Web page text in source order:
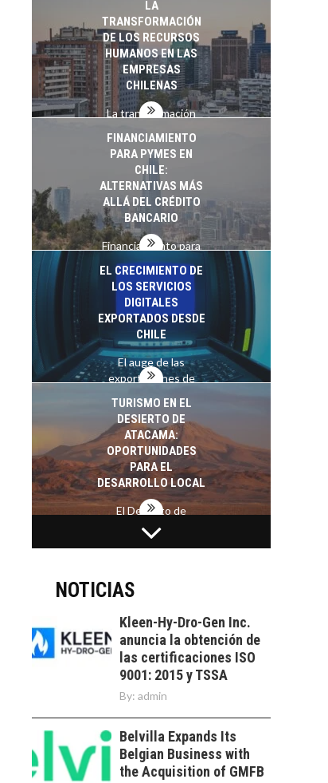
startups…
LA
TRANSFORMACIÓN
DE LOS RECURSOS
HUMANOS EN LAS
EMPRESAS
CHILENAS
La transformación
recursos humanos en
las empresas…
FINANCIAMIENTO
PARA PYMES EN
CHILE:
ALTERNATIVAS MÁS
ALLÁ DEL CRÉDITO
BANCARIO
Financiamiento para
pymes en Chile:
alternativas que
trascienden el
crédito…
EL CRECIMIENTO DE
LOS SERVICIOS
DIGITALES
EXPORTADOS DESDE
CHILE
El auge de las
exportaciones de
Chile:…
TURISMO EN EL
DESIERTO DE
ATACAMA:
OPORTUNIDADES
PARA EL
DESARROLLO LOCAL
El Desierto de
Atacama: Motor
Estratégico para el
LA INDUSTRIA
MINERA CHILENA
SOSTENIBILIDAD
Minería chilena: un
pilar estratégico ante
el reto ineludible de…
CAPITAL DE RIESGO
EN CHILE:
OPORTUNIDADES
PARA STARTUPS Y
NUEVOS NEGOCIOS
Capital de riesgo en
Chile: motor de
NOTICIAS
Kleen-Hy-Dro-Gen Inc.
anuncia la obtención de
las certificaciones ISO
9001: 2015 y TSSA
By: admin
Belvilla Expands Its
Belgian Business with
the Acquisition of GMFB